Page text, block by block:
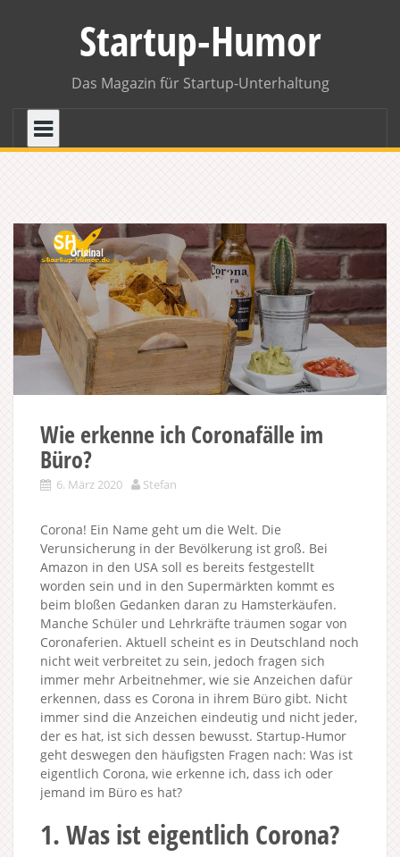
Startup-Humor
Das Magazin für Startup-Unterhaltung
Wie erkenne ich Coronafälle im
Büro?
6. März 2020 Stefan
Corona! Ein Name geht um die Welt. Die
Verunsicherung in der Bevölkerung ist groß. Bei
Amazon in den USA soll es bereits festgestellt
worden sein und in den Supermärkten kommt es
beim bloßen Gedanken daran zu Hamsterkäufen.
Manche Schüler und Lehrkräfte träumen sogar von
Coronaferien. Aktuell scheint es in Deutschland noch
nicht weit verbreitet zu sein, jedoch fragen sich
immer mehr Arbeitnehmer, wie sie Anzeichen dafür
erkennen, dass es Corona in ihrem Büro gibt. Nicht
immer sind die Anzeichen eindeutig und nicht jeder,
der es hat, ist sich dessen bewusst. Startup-Humor
geht deswegen den häufigsten Fragen nach: Was ist
eigentlich Corona, wie erkenne ich, dass ich oder
jemand im Büro es hat?
1. Was ist eigentlich Corona?